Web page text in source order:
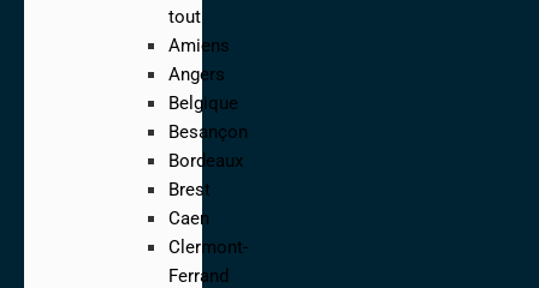
tout
Amiens
Angers
Belgique
Besançon
Bordeaux
Brest
Caen
Clermont-
Ferrand